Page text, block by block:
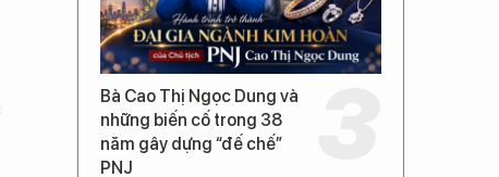
Bà Cao Thị Ngọc Dung và
những biến cố trong 38
năm gây dựng “đế chế”
PNJ